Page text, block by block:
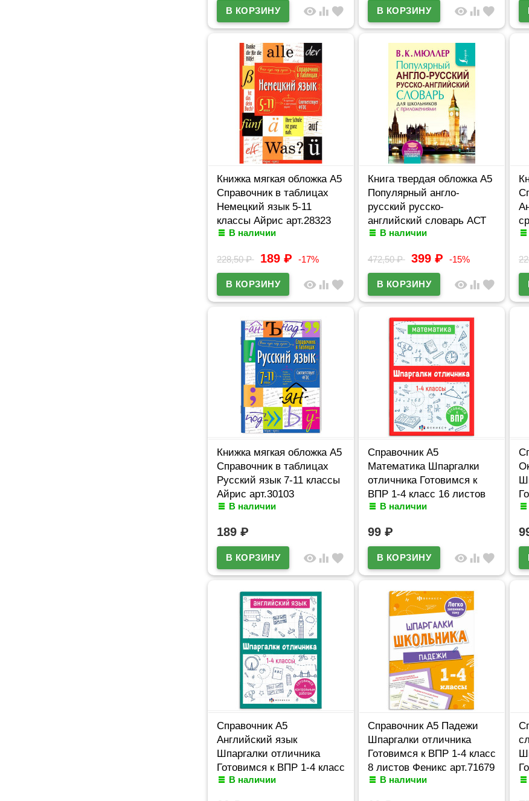
visibility equalizer favorite
visibility equalizer favorite
Книжка мягкая обложка А5
Справочник в таблицах
Немецкий язык 5-11
классы Айрис арт.28323
В наличии
228,50₽ 189 ₽ -17%
visibility equalizer favorite
Книга твердая обложка А5
Популярный англо-
русский русско-
английский словарь АСТ
арт.978-5-17-095386-8
В наличии
472,50₽ 399 ₽ -15%
visibility equalizer favorite
Книжка мягкая обложка А5
Справочник в таблицах
Русский язык 7-11 классы
Айрис арт.30103
В наличии
189 ₽
visibility equalizer favorite
Справочник А5
Математика Шпаргалки
отличника Готовимся к
ВПР 1-4 класс 16 листов
Феникс арт.62345
В наличии
99 ₽
visibility equalizer favorite
Справочник А5
Английский язык
Шпаргалки отличника
Готовимся к ВПР 1-4 класс
16 листов Феникс
В наличии
Справочник А5 Падежи
Шпаргалки отличника
Готовимся к ВПР 1-4 класс
8 листов Феникс арт.71679
В наличии
8